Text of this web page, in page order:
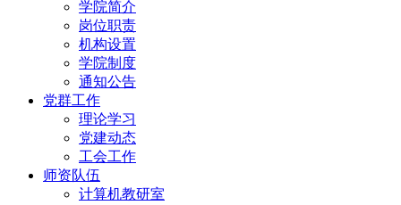
学院简介
岗位职责
机构设置
学院制度
通知公告
党群工作
理论学习
党建动态
工会工作
师资队伍
计算机教研室